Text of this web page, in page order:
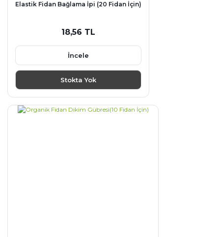
Elastik Fidan Bağlama İpi (20 Fidan İçin)
18,56 TL
İncele
Stokta Yok